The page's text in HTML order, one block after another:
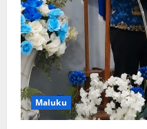
Maluku